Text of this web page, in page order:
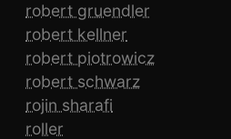
robert gruendler
robert kellner
robert piotrowicz
robert schwarz
rojin sharafi
roller